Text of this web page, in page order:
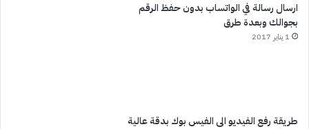
ارسال رسالة في الواتساب بدون حفظ الرقم
بجوالك وبعدة طرق
1 يناير 2017
طريقة رفع الفيديو الى الفيس بوك بدقة عالية